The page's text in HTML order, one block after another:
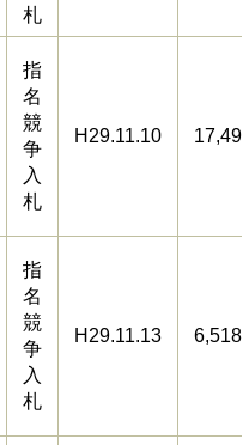
札
指
名
競
争
入
札
H29.11.10
指
名
競
争
入
札
H29.11.13